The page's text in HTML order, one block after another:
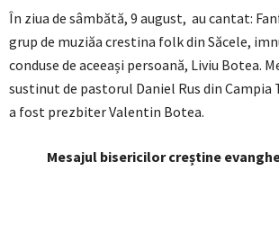
În ziua de sâmbătă, 9 august, au cantat:
grup de muziăa crestina folk din Săcele,
conduse de aceeași persoană, Liviu Botea.
sustinut de pastorul Daniel Rus din
a fost prezbiter Valentin Botea.
Mesajul bisericilor creștine